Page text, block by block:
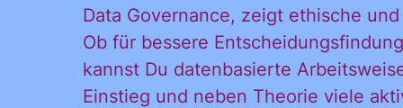
Data Governance, zeigt ethische
Ob für bessere
kannst Du datenbasierte
Einstieg und neben Theorie viele